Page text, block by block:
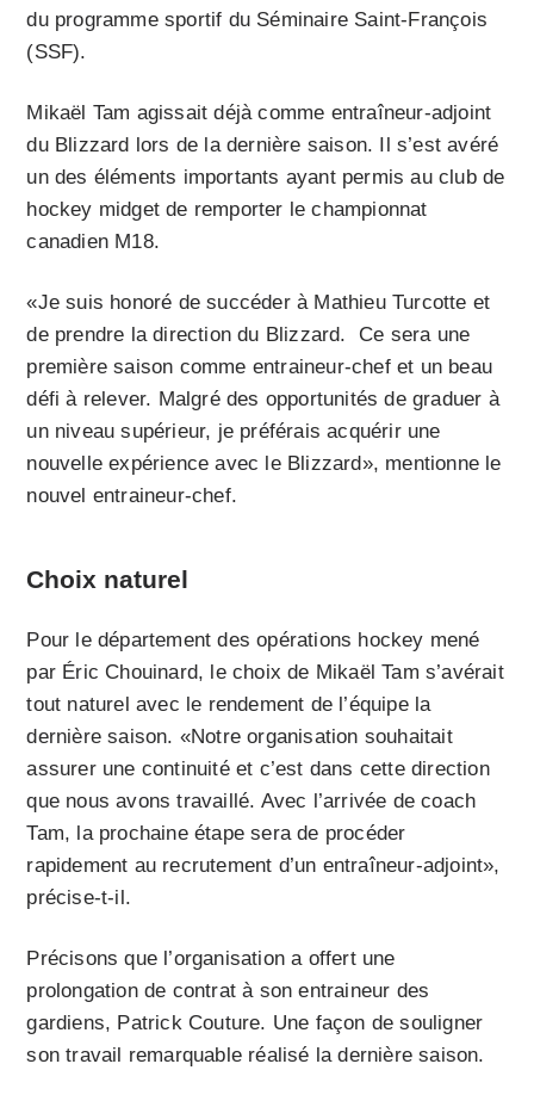
du programme sportif du Séminaire Saint-François
(SSF).
Mikaël Tam agissait déjà comme entraîneur-adjoint
du Blizzard lors de la dernière saison. Il s’est avéré
un des éléments importants ayant permis au club de
hockey midget de remporter le championnat
canadien M18.
«Je suis honoré de succéder à Mathieu Turcotte et
de prendre la direction du Blizzard. Ce sera une
première saison comme entraineur-chef et un beau
défi à relever. Malgré des opportunités de graduer à
un niveau supérieur, je préférais acquérir une
nouvelle expérience avec le Blizzard», mentionne le
nouvel entraineur-chef.
Choix naturel
Pour le département des opérations hockey mené
par Éric Chouinard, le choix de Mikaël Tam s’avérait
tout naturel avec le rendement de l’équipe la
dernière saison. «Notre organisation souhaitait
assurer une continuité et c’est dans cette direction
que nous avons travaillé. Avec l’arrivée de coach
Tam, la prochaine étape sera de procéder
rapidement au recrutement d’un entraîneur-adjoint»,
précise-t-il.
Précisons que l’organisation a offert une
prolongation de contrat à son entraineur des
gardiens, Patrick Couture. Une façon de souligner
son travail remarquable réalisé la dernière saison.